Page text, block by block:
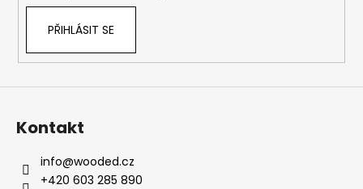
PŘIHLÁSIT SE
Kontakt
info@wooded.cz
+420 603 285 890